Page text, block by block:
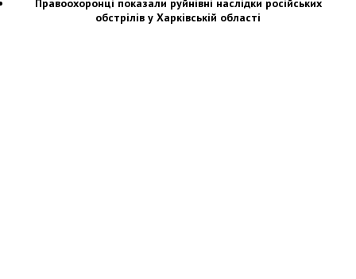
Правоохоронці показали руйнівні наслідки російських
обстрілів у Харківській області